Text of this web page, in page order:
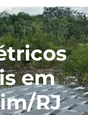
em
RJ